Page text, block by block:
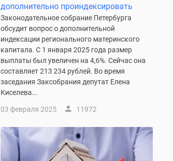
дополнительно проиндексировать
Законодательное собрание Петербурга
обсудит вопрос о дополнительной
индексации регионального материнского
капитала. С 1 января 2025 года размер
выплаты был увеличен на 4,6%. Сейчас она
составляет 213 234 рублей. Во время
заседания Заксобрания депутат Елена
Киселева...
03 февраля 2025 11972